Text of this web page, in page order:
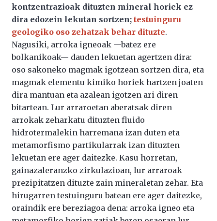
kontzentrazioak dituzten mineral horiek ez
dira edozein lekutan sortzen; testuinguru
geologiko oso zehatzak behar dituzte.
Nagusiki, arroka igneoak —batez ere
bolkanikoak— dauden lekuetan agertzen dira:
oso sakoneko magmak igotzean sortzen dira, eta
magmak elementu kimiko horiek hartzen joaten
dira mantuan eta azalean igotzen ari diren
bitartean. Lur arraroetan aberatsak diren
arrokak zeharkatu dituzten fluido
hidrotermalekin harremana izan duten eta
metamorfismo partikularrak izan dituzten
lekuetan ere ager daitezke. Kasu horretan,
gainazaleranzko zirkulazioan, lur arraroak
prezipitatzen dituzte zain mineraletan zehar. Eta
hirugarren testuinguru batean ere ager daitezke,
oraindik ere bereziagoa dena: arroka igneo eta